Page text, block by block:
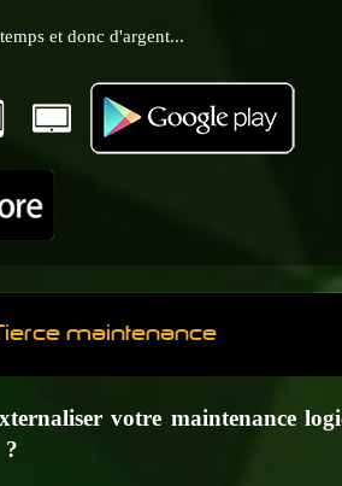
et donc d'argent...
maintenance
votre maintenance